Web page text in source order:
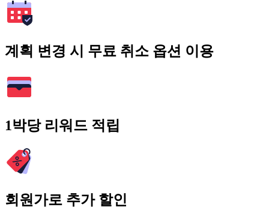
계획 변경 시 무료 취소 옵션 이용
1박당 리워드 적립
회원가로 추가 할인